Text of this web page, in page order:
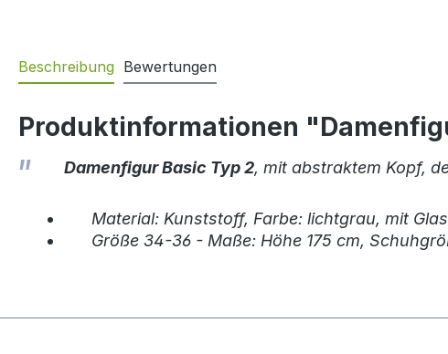
Beschreibung Bewertungen
Produktinformationen
Damenfigur Basic Typ 2, mit abstraktem Kopf,
Material: Kunststoff, Farbe: lichtgrau, mit
Größe 34-36 - Maße: Höhe 175 cm,